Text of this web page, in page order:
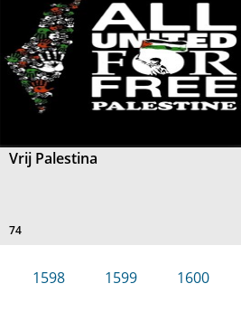
Vrij Palestina
74
1598 1599 1600